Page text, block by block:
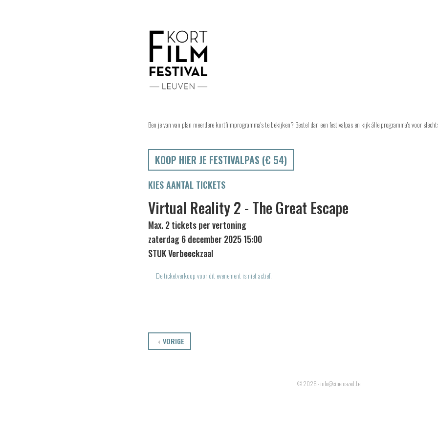
Ben je van van plan meerdere kortfilmprogramma's te bekijken? Bestel dan een festivalpas en kijk álle programma's voor
KOOP HIER JE FESTIVALPAS (€ 54)
KIES AANTAL TICKETS
Virtual Reality 2 - The Great Escape
Max. 2 tickets per vertoning
zaterdag 6 december 2025 15:00
STUK Verbeeckzaal
De ticketverkoop voor dit evenement is niet actief.
VORIGE
© 2026 - info@cinemazed.be